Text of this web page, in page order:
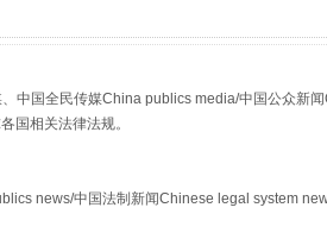
这些资助 “后车
中国全民传媒China publics media/中国公众新
国相关法律法规。
news/中国法制新闻Chinese legal system